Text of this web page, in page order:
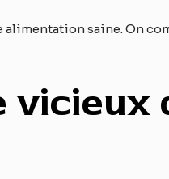
saine. On
vicieux